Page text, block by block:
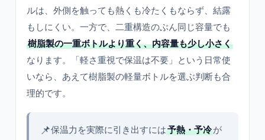
ルは、外側を触っても熱くも冷たくもならず、結露
もしにくい。一方で、二重構造のぶん同じ容量でも
樹脂製の一重ボトルより重く、内容量も少し小さく
なります。「軽さ重視で保温は不要」という日常使
いなら、あえて樹脂製の軽量ボトルを選ぶ判断も合
理的です。
📌保温力を実際に引き出すには予熱・予冷が